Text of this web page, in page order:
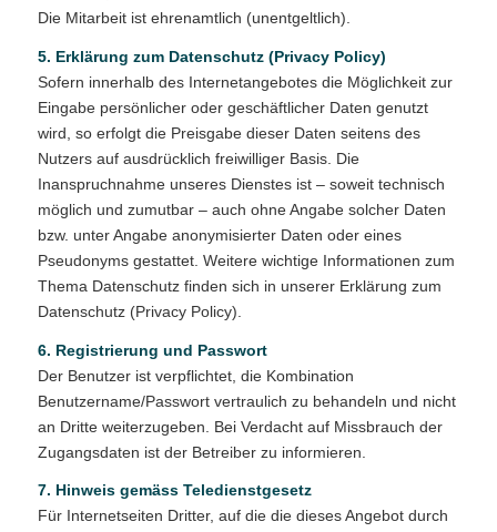
Die Mitarbeit ist ehrenamtlich (unentgeltlich).
5. Erklärung zum Datenschutz (Privacy Policy)
Sofern innerhalb des Internetangebotes die Möglichkeit zur
Eingabe persönlicher oder geschäftlicher Daten genutzt
wird, so erfolgt die Preisgabe dieser Daten seitens des
Nutzers auf ausdrücklich freiwilliger Basis. Die
Inanspruchnahme unseres Dienstes ist – soweit technisch
möglich und zumutbar – auch ohne Angabe solcher Daten
bzw. unter Angabe anonymisierter Daten oder eines
Pseudonyms gestattet. Weitere wichtige Informationen zum
Thema Datenschutz finden sich in unserer Erklärung zum
Datenschutz (Privacy Policy).
6. Registrierung und Passwort
Der Benutzer ist verpflichtet, die Kombination
Benutzername/Passwort vertraulich zu behandeln und nicht
an Dritte weiterzugeben. Bei Verdacht auf Missbrauch der
Zugangsdaten ist der Betreiber zu informieren.
7. Hinweis gemäss Teledienstgesetz
Für Internetseiten Dritter, auf die die dieses Angebot durch